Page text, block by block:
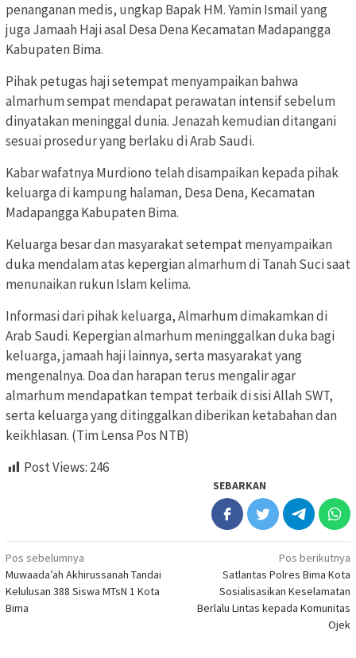
penanganan medis, ungkap Bapak HM. Yamin Ismail yang
juga Jamaah Haji asal Desa Dena Kecamatan Madapangga
Kabupaten Bima.
Pihak petugas haji setempat menyampaikan bahwa
almarhum sempat mendapat perawatan intensif sebelum
dinyatakan meninggal dunia. Jenazah kemudian ditangani
sesuai prosedur yang berlaku di Arab Saudi.
Kabar wafatnya Murdiono telah disampaikan kepada pihak
keluarga di kampung halaman, Desa Dena, Kecamatan
Madapangga Kabupaten Bima.
Keluarga besar dan masyarakat setempat menyampaikan
duka mendalam atas kepergian almarhum di Tanah Suci saat
menunaikan rukun Islam kelima.
Informasi dari pihak keluarga, Almarhum dimakamkan di
Arab Saudi. Kepergian almarhum meninggalkan duka bagi
keluarga, jamaah haji lainnya, serta masyarakat yang
mengenalnya. Doa dan harapan terus mengalir agar
almarhum mendapatkan tempat terbaik di sisi Allah SWT,
serta keluarga yang ditinggalkan diberikan ketabahan dan
keikhlasan. (Tim Lensa Pos NTB)
Post Views: 246
SEBARKAN
Navigasi
pos
Pos sebelumnya
Muwaada’ah Akhirussanah Tandai
Kelulusan 388 Siswa MTsN 1 Kota
Bima
Pos berikutnya
Satlantas Polres Bima Kota
Sosialisasikan Keselamatan
Berlalu Lintas kepada Komunitas
Ojek